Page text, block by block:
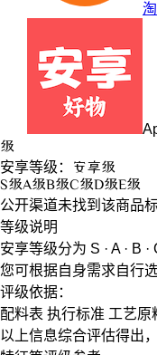
级
安享等级： 安享级
S级A级B级C级D级E级
公开渠道未找到该商品
等级说明
安享等级分为 S · A · B ·
您可根据自身需求自行
评级依据：
配料表 执行标准 工艺原
以上信息综合评估得出